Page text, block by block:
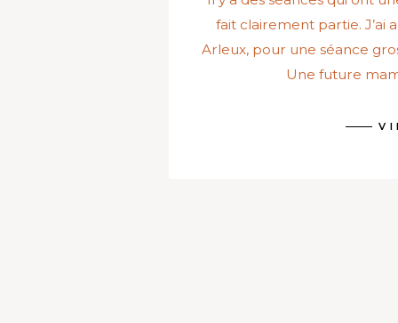
fait clairement partie. J’ai
Arleux, pour une séance
Une future